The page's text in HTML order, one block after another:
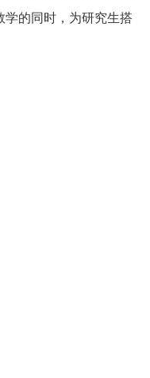
的同时，为研究生搭